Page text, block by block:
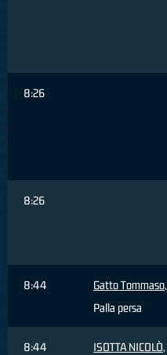
8:26
8:26
8:44 Gatto Tommaso,
Palla persa
8:44 ISOTTA NICOLÒ,